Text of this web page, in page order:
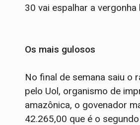
30 vai espalhar a
Os mais gulosos
No final de semana saiu o
pelo Uol, organismo de
amazônica, o govenador
42.265,00 que é o